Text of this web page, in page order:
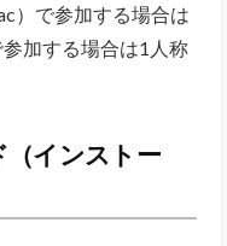
）で参加する場合は
加する場合は1人称
インストー